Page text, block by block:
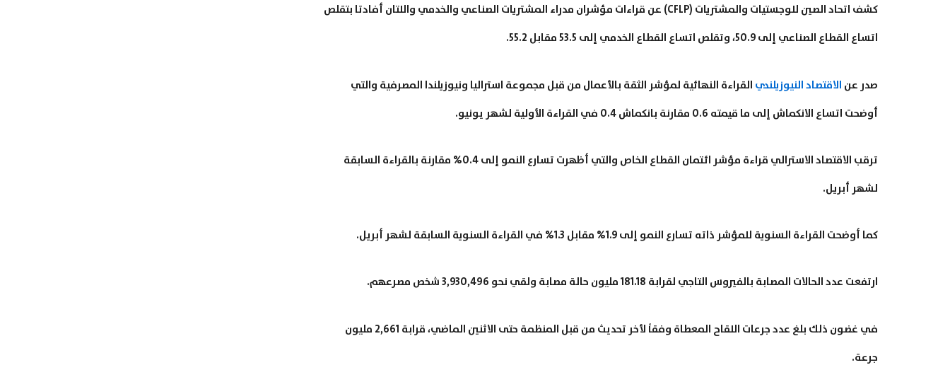
كشف اتحاد الصين للوجستيات والمشتريات (CFLP) عن قراءات مؤشران مدراء المشتريات الصناعي والخدمي واللتان أفادتا بتقلص
اتساع القطاع الصناعي إلى 50.9، وتقلص اتساع القطاع الخدمي إلى 53.5 مقابل 55.2.
صدر عن الاقتصاد النيوزيلندي القراءة النهائية لمؤشر الثقة بالأعمال من قبل مجموعة استراليا ونيوزيلندا المصرفية والتي
أوضحت اتساع الانكماش إلى ما قيمته 0.6 مقارنة بانكماش 0.4 في القراءة الأولية لشهر يونيو.
ترقب الاقتصاد الاسترالي قراءة مؤشر ائتمان القطاع الخاص والتي أظهرت تسارع النمو إلى 0.4% مقارنة بالقراءة السابقة
لشهر أبريل.
كما أوضحت القراءة السنوية للمؤشر ذاته تسارع النمو إلى 1.9% مقابل 1.3% في القراءة السنوية السابقة لشهر أبريل.
ارتفعت عدد الحالات المصابة بالفيروس التاجي لقرابة 181.18 مليون حالة مصابة ولقي نحو 3,930,496 شخص مصرعهم.
في غضون ذلك بلغ عدد جرعات اللقاح المعطاة وفقاً لأخر تحديث من قبل المنظمة حتى الاثنين الماضي، قرابة 2,661 مليون
جرعة.